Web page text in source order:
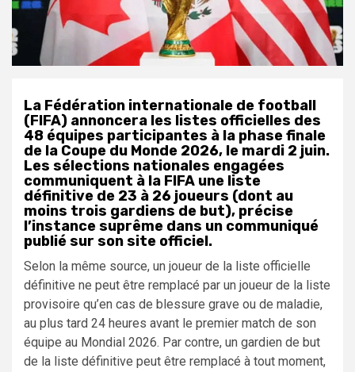
La Fédération internationale de football
(FIFA) annoncera les listes officielles des
48 équipes participantes à la phase finale
de la Coupe du Monde 2026, le mardi 2 juin.
Les sélections nationales engagées
communiquent à la FIFA une liste
définitive de 23 à 26 joueurs (dont au
moins trois gardiens de but), précise
l’instance suprême dans un communiqué
publié sur son site officiel.
Selon la même source, un joueur de la liste officielle
définitive ne peut être remplacé par un joueur de la liste
provisoire qu’en cas de blessure grave ou de maladie,
au plus tard 24 heures avant le premier match de son
équipe au Mondial 2026. Par contre, un gardien de but
de la liste définitive peut être remplacé à tout moment,